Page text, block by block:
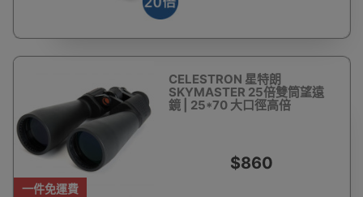
一件免運費
CELESTRON 星特朗
SKYMASTER 25倍雙筒望遠
鏡 | 25*70 大口徑高倍
$860